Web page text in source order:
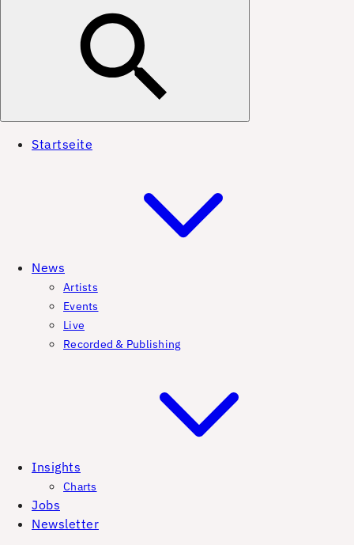
Startseite
News
Artists
Events
Live
Recorded & Publishing
Insights
Charts
Jobs
Newsletter